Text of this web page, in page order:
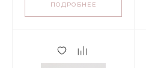
ПОДРОБНЕЕ